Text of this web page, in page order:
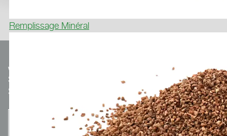
Remplissage Minéral
We make
Sport.
Optionaler Teaser-Text.
S'INSCRIRE À LA NEWSLETTER